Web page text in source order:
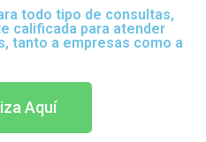
todo tipo de consultas,
calificada para atender
tanto a empresas como a
Aquí